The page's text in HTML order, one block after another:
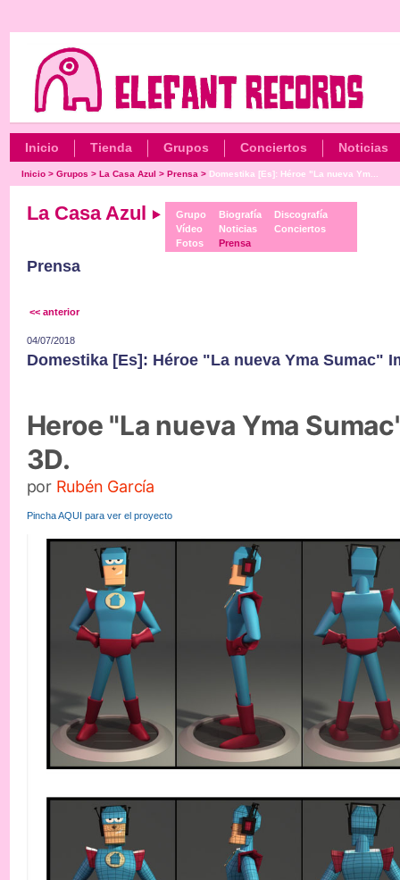
Inicio Tienda Grupos Conciertos Noticias
Inicio> Grupos > La Casa Azul > Prensa > Domestika [Es]: Héroe "La nueva Ym...
La Casa Azul
Grupo
Vídeo
Fotos
Biografía
Noticias
Prensa
Discografía
Conciertos
Prensa
<< anterior
04/07/2018
Domestika [Es]: Héroe "La nueva Yma Sumac"
Heroe "La nueva Yma
3D.
por Rubén García
Pincha AQUI para ver el proyecto